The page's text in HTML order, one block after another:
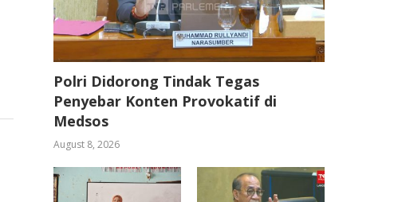
Polri Didorong Tindak Tegas
Penyebar Konten Provokatif di
Medsos
August 8, 2026